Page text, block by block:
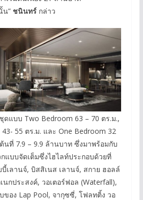
น” ชนินทร์กล่าว
แบบ Two Bedroom 63 – 70 ตร.ม.,
55 ตร.ม. และ One Bedroom 32
นที่ 7.9 – 9.9 ล้านบาท ซึ่งมาพร้อมกับ
แบบจัดเต็มซึ่งไฮไลท์ประกอบด้วยที่
เลานจ์, บิสสิเนส เลานจ์, สกาย ฮอลล์
นกประสงค์, วอเตอร์ฟอล (Waterfall),
ของ Lap Pool, จากุซซี่, โฟลทติ้ง วอ